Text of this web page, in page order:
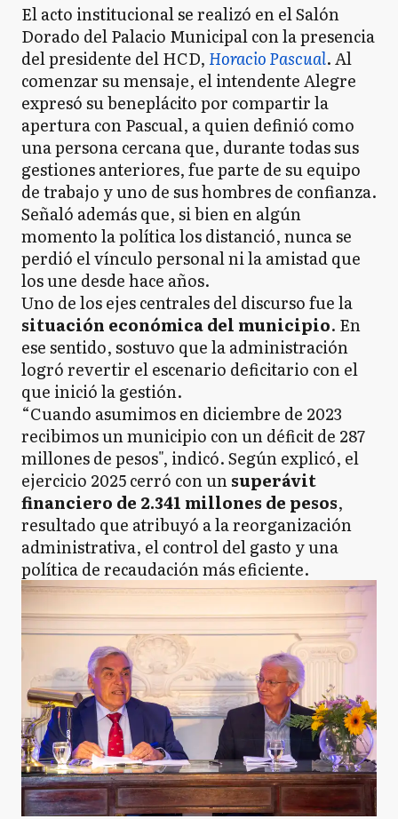
El acto institucional se realizó en el Salón
Dorado del Palacio Municipal con la presencia
del presidente del HCD, Horacio Pascual. Al
comenzar su mensaje, el intendente Alegre
expresó su beneplácito por compartir la
apertura con Pascual, a quien definió como
una persona cercana que, durante todas sus
gestiones anteriores, fue parte de su equipo
de trabajo y uno de sus hombres de confianza.
Señaló además que, si bien en algún
momento la política los distanció, nunca se
perdió el vínculo personal ni la amistad que
los une desde hace años.
Uno de los ejes centrales del discurso fue la
situación económica del municipio. En
ese sentido, sostuvo que la administración
logró revertir el escenario deficitario con el
que inició la gestión.
“Cuando asumimos en diciembre de 2023
recibimos un municipio con un déficit de 287
millones de pesos", indicó. Según explicó, el
ejercicio 2025 cerró con unsuperávit
financiero de 2.341 millones de pesos,
resultado que atribuyó a la reorganización
administrativa, el control del gasto y una
política de recaudación más eficiente.